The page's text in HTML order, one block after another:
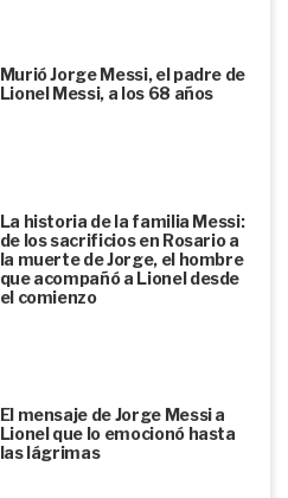
Murió Jorge Messi, el padre de
Lionel Messi, a los 68 años
La historia de la familia Messi:
de los sacrificios en Rosario a
la muerte de Jorge, el hombre
que acompañó a Lionel desde
el comienzo
El mensaje de Jorge Messi a
Lionel que lo emocionó hasta
las lágrimas